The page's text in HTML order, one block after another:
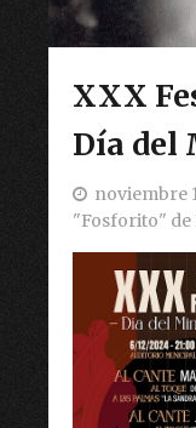
XXX
Día del
noviembre
"Fosforito" de